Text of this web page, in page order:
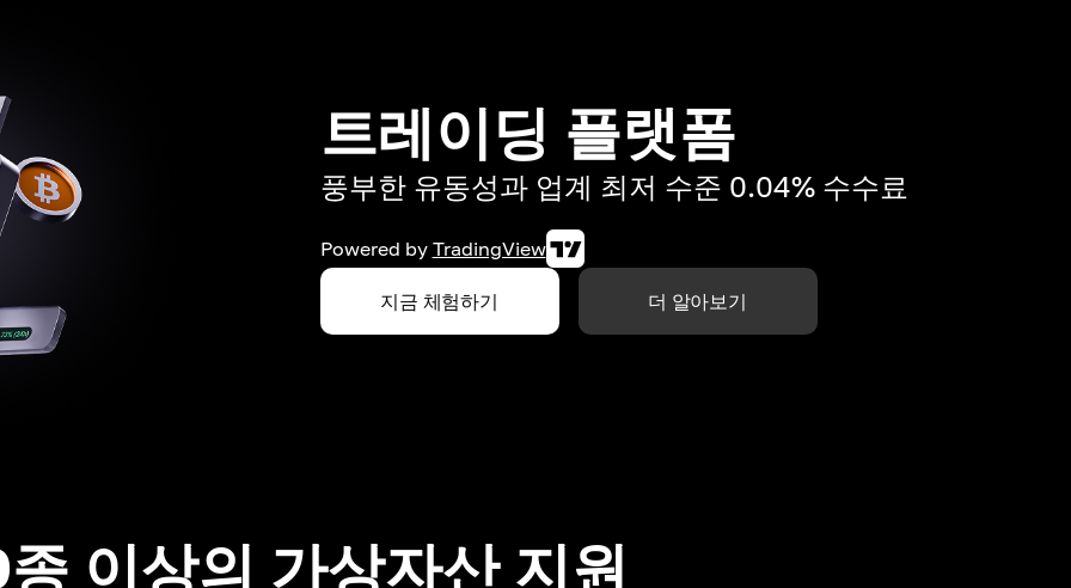
트레이딩 플랫폼
풍부한 유동성과 업계 최저 수준 0.04% 수수료
Powered by TradingView
지금 체험하기 더 알아보기
이상의 가상자산 지원